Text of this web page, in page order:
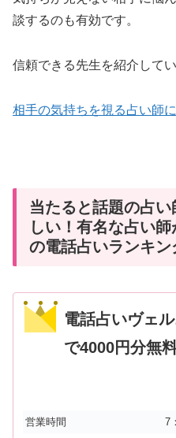
談するのも有効です。
信頼できる先生を紹介してい
相手の気持ちを視る占い師
当たると話題の占
しい！有名な占い
の電話占いランキン
電話占いヴェ
で4000円分無
営業時間
7